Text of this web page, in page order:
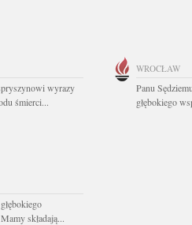
wyrazy
śmierci...
WROCŁAW
Panu
głębokiego
składają...